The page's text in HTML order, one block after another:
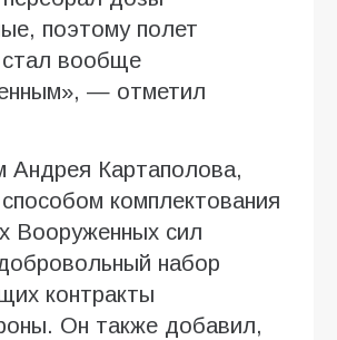
поэтому полет
вообще
— отметил
Андрея Картаполова,
комплектования
Вооруженных сил
набор
контракты
Он также добавил,